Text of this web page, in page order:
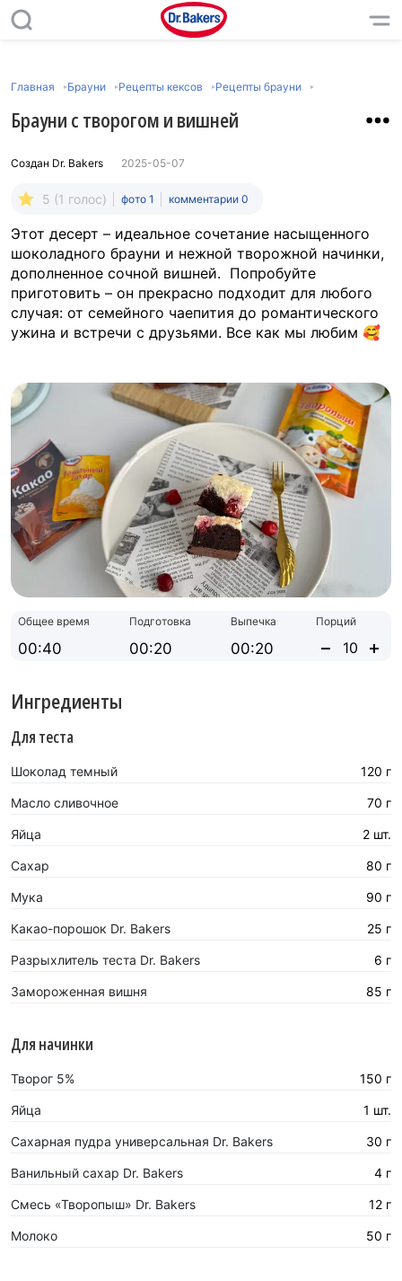
Главная Брауни Рецепты кексов Рецепты брауни
Брауни с творогом и вишней
Создан Dr. Bakers 2025-05-07
5 (1 голос) фото 1 комментарии 0
Этот десерт – идеальное сочетание насыщенного
шоколадного брауни и нежной творожной начинки,
дополненное сочной вишней. Попробуйте
приготовить – он прекрасно подходит для любого
случая: от семейного чаепития до романтического
ужина и встречи с друзьями. Все как мы любим 🥰
Общее время
00:40
Подготовка
00:20
Выпечка
00:20
Порций
Ингредиенты
Для теста
Шоколад темный 120 г
Масло сливочное 70 г
Яйца 2 шт.
Сахар 80 г
Мука 90 г
Какао-порошок Dr. Bakers 25 г
Разрыхлитель теста Dr. Bakers 6 г
Замороженная вишня 85 г
Для начинки
Творог 5% 150 г
Яйца 1 шт.
Сахарная пудра универсальная Dr. Bakers 30 г
Ванильный сахар Dr. Bakers 4 г
Смесь «Творопыш» Dr. Bakers 12 г
Молоко 50 г